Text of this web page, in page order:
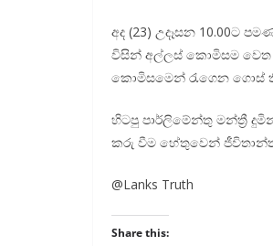
අද (23) උදෑසන 10.00ට
විසින් අල්ලස් කොමිසම වෙත
කොමිසමෙන් රැගෙන ගොස්
හිටපු පාර්ලිමේන්තු මන්ත්‍රී
කරු වීම හේතුවෙන්
@Lanks Truth
Share this: